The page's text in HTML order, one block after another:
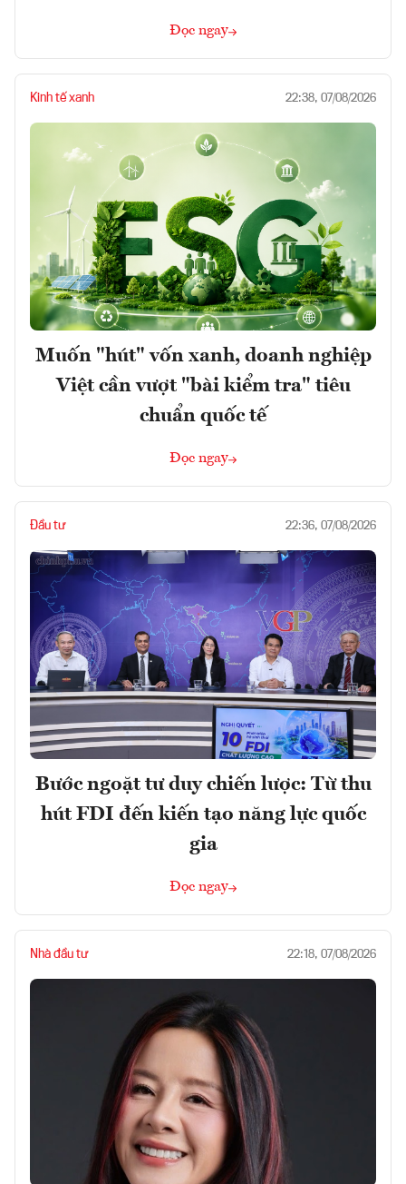
Đọc ngay
Kinh tế xanh 22:38, 07/08/2026
Muốn "hút" vốn xanh, doanh nghiệp
Việt cần vượt "bài kiểm tra" tiêu
chuẩn quốc tế
Đọc ngay
Đầu tư 22:36, 07/08/2026
Bước ngoặt tư duy chiến lược: Từ thu
hút FDI đến kiến tạo năng lực quốc
gia
Đọc ngay
Nhà đầu tư 22:18, 07/08/2026